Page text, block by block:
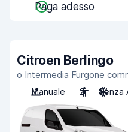
Paga adesso
Citroen Berlingo
o Intermedia Furgone
Manuale
2 Senza